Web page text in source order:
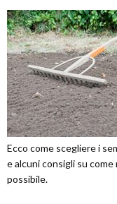
Ecco come scegliere i
e alcuni consigli su
possibile.